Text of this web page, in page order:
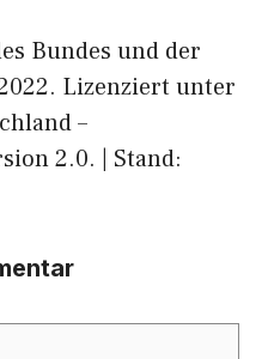
Bundes und der
Lizenziert unter
–
2.0. | Stand: